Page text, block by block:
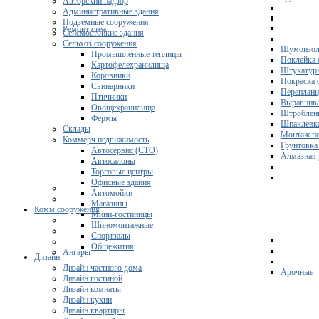
Ремонт стен
Поклейка
Покраска
Монтаж
Грунтовка
Алмазная
Комм.сооружения
Ангары
Арочные
Административные здания
Подземные сооружения
Сейсмостойкие здания
Сельхоз сооружения
Промышленные теплицы
Картофелехранилища
Коровники
Свинарники
Птичники
Овощехранилища
Фермы
Склады
Коммерч.недвижимость
Автосервис (СТО)
Автосалоны
Торговые центры
Офисные здания
Автомойки
Магазины
Мини-гостиницы
Шиномонтажные
Спортзалы
Общежития
Дизайн
Дизайн частного дома
Дизайн гостиной
Дизайн комнаты
Дизайн кухни
Дизайн квартиры